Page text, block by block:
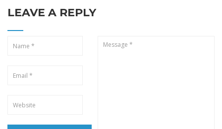
LEAVE A REPLY